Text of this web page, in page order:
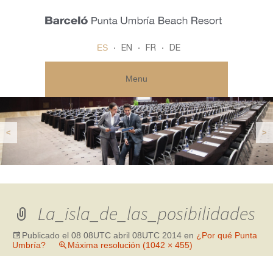
ES EN FR DE
Menu
< >
La_isla_de_las_posibilidades
Publicado el 08 08UTC abril 08UTC 2014 en ¿Por qué Punta
Umbría?
Máxima resolución (1042 × 455)